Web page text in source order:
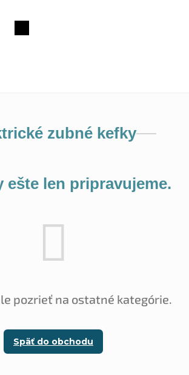
Nákupný
zubné kefky
ešte len pripravujeme.
pozrieť na ostatné kategórie.
Späť do obchodu